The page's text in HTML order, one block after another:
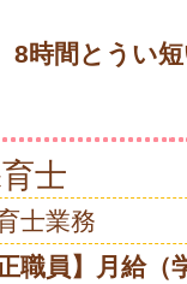
8時間とうい
士
士業務
正職員】月給